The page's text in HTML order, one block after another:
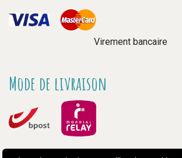
Virement bancaire
Mode de livraison